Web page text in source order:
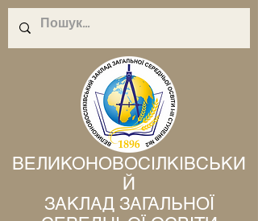
ВЕЛИКОНОВОСІЛКІВСЬКИ
Й
ЗАКЛАД ЗАГАЛЬНОЇ